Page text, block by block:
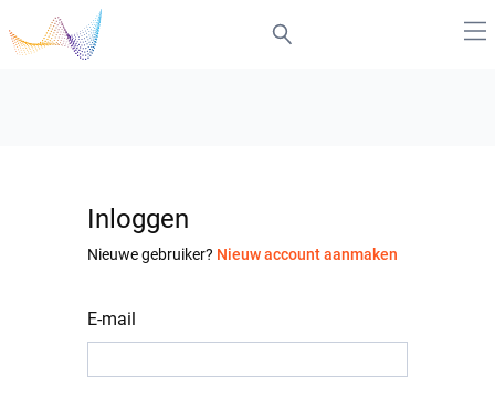
Inloggen
Nieuwe gebruiker? Nieuw account aanmaken
E-mail